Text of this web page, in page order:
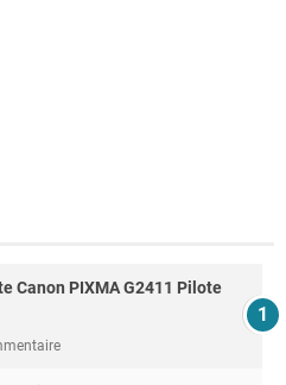
Canon PIXMA G2411 Pilote